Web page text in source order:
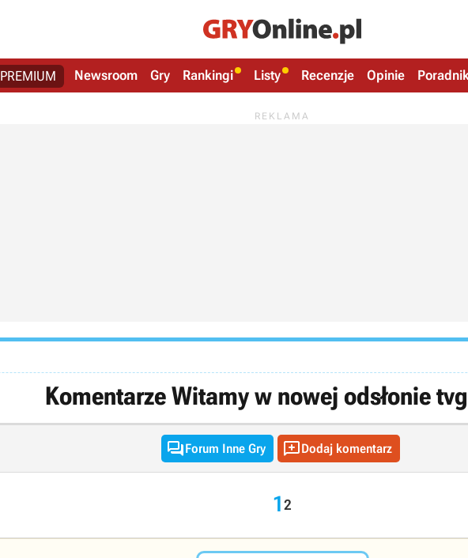
PREMIUM Newsroom Gry Rankingi Listy Recenzje Opinie
Komentarze Witamy w nowej odsłonie
Forum Inne Gry Dodaj komentarz
12